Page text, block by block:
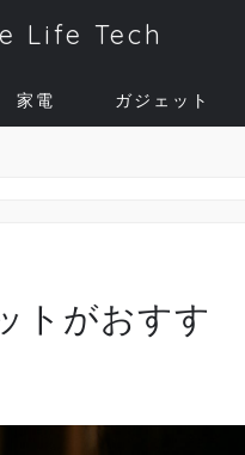
Life Tech
家電 ガジェット
トがおすす